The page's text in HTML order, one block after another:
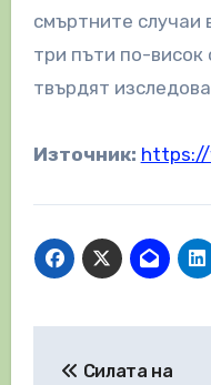
смъртните случаи
три пъти по-
твърдят
Източник: https://
Силата на